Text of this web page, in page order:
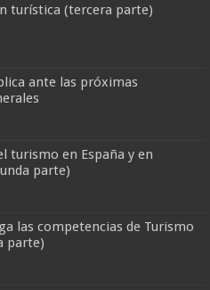
turística (tercera parte)
ante las próximas
turismo en España y en
parte)
las competencias de Turismo
parte)